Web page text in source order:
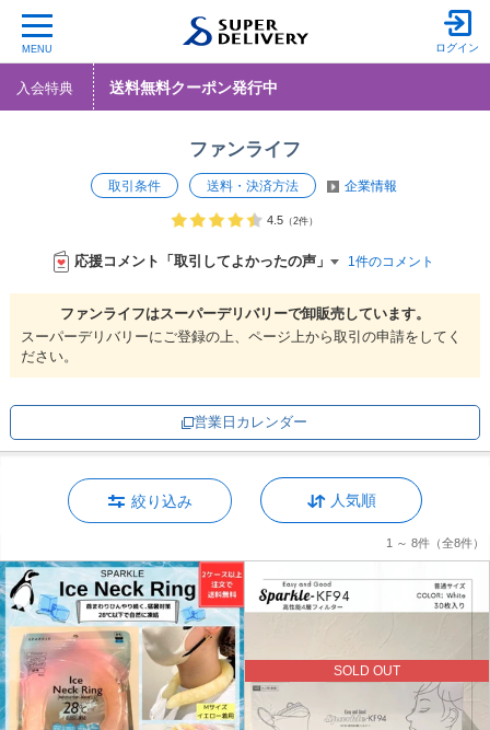
MENU ログイン
入会特典 送料無料クーポン発行中
ファンライフ
取引条件 送料・決済方法 企業情報
4.5（2件）
応援コメント「取引してよかったの声」 1件のコメント
ファンライフはスーパーデリバリーで卸販売しています。
スーパーデリバリーにご登録の上、ページ上から取引の申請をしてく
ださい。
営業日カレンダー
絞り込み 人気順
1 ～ 8件 （全8件）
SOLD OUT